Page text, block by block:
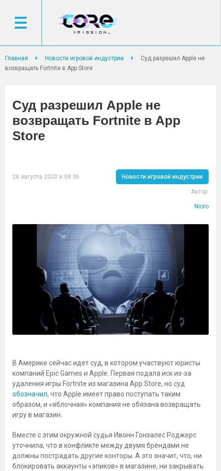
Главная Новости игровой индустрии
Суд разрешил Apple не
возвращать Fortnite в App Store
Суд разрешил Apple не
возвращать Fortnite в App
Store
26 августа 2020 в 08:36 Новости игровой индустрии
Автор:
Nioro
В Америке сейчас идет суд, в котором участвуют юристы
компаний Epic Games и Apple. Первая подала иск из-за
удаления игры Fortnite из магазина App Store, но суд
обозначил, что Apple имеет право поступать таким
образом, и «яблочная» компания не обязана возвращать
игру в магазин.
Вместе с этим окружной судья Ивонн Гонзалес Роджерс
уточнила, что в конфликте между двумя брендами не
должны пострадать другие конторы. А это значит, что, ни
блокировать аккаунты «эпиков» в магазине, ни закрывать